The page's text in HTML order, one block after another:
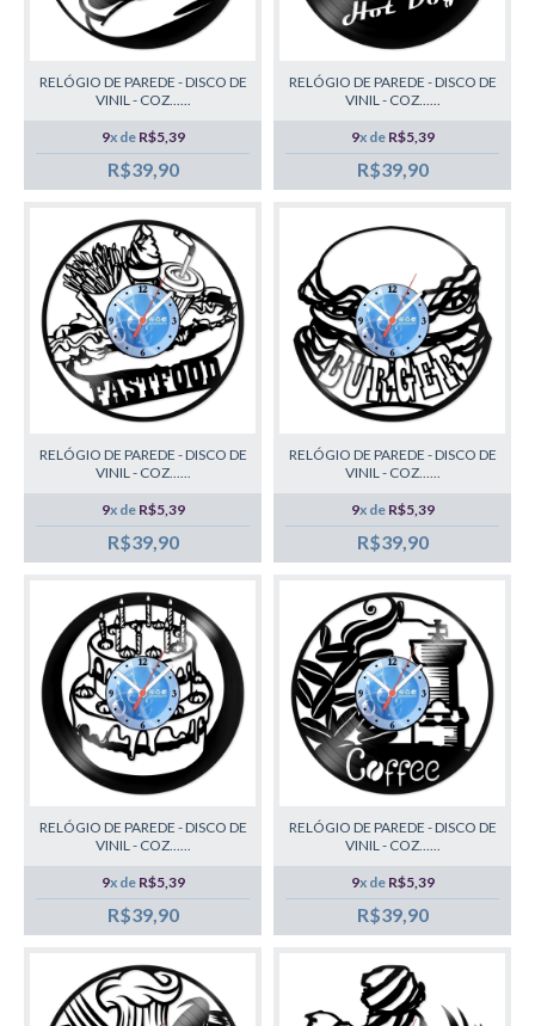
RELÓGIO DE PAREDE - DISCO DE
VINIL - COZ......
9x de R$5,39
R$39,90
RELÓGIO DE PAREDE - DISCO DE
VINIL - COZ......
9x de R$5,39
R$39,90
RELÓGIO DE PAREDE - DISCO DE
VINIL - COZ......
9x de R$5,39
R$39,90
RELÓGIO DE PAREDE - DISCO DE
VINIL - COZ......
9x de R$5,39
R$39,90
RELÓGIO DE PAREDE - DISCO DE
VINIL - COZ......
9x de R$5,39
R$39,90
RELÓGIO DE PAREDE - DISCO DE
VINIL - COZ......
9x de R$5,39
R$39,90